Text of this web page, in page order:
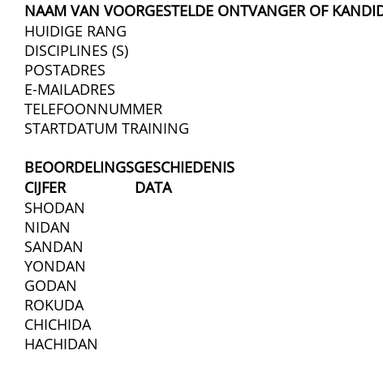
NAAM VAN VOORGESTELDE ONTVANGER OF
HUIDIGE RANG
DISCIPLINES (S)
POSTADRES
E-MAILADRES
TELEFOONNUMMER
STARTDATUM TRAINING
BEOORDELINGSGESCHIEDENIS
CIJFER
DATA
SHODAN
NIDAN
SANDAN
YONDAN
GODAN
ROKUDA
CHICHIDA
HACHIDAN